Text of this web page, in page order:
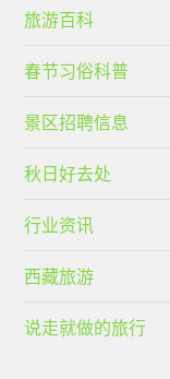
旅游百科
春节习俗科普
景区招聘信息
秋日好去处
行业资讯
西藏旅游
说走就做的旅行